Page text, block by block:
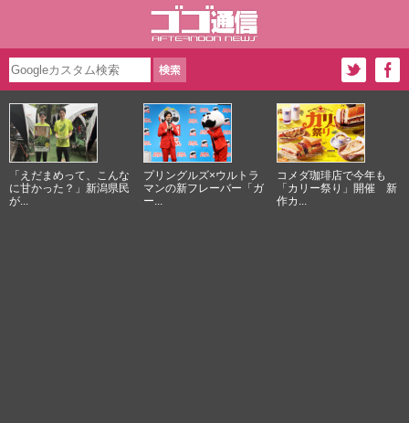
「えだまめって、こんな
に甘かった？」新潟県民
が...
プリングルズ×ウルトラ
マンの新フレーバー「ガ
ー...
コメダ珈琲店で今年も
「カリー祭り」開催 新
作カ...